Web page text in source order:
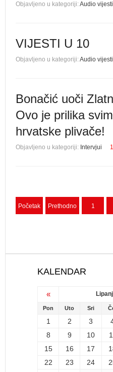
Objavljeno u kategoriji:Audio vijesti
VIJESTI U 10
Objavljeno u kategoriji:Audio vijesti
Bonačić uoči
Ovo je prilika
hrvatske plivače!
Objavljeno u kategoriji: Intervjui
Početak Prethodno 1
KALENDAR
«
Pon Uto Sri
1 2 3
8
9 10
15
16 17
22
23 24